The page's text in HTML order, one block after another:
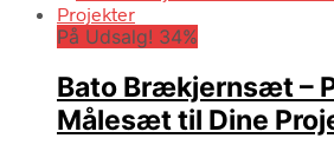
På Udsalg! 34%
Bato Brækjernsæt –
Målesæt til Dine